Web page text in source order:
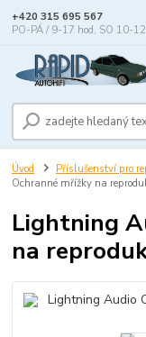
+420 315 695 567
PO-PÁ / 9-17 hod, SO 10-
Úvod Příslušenství pro
Ochranné mřížky na
Lightning
na